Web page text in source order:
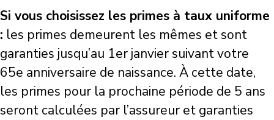
Si vous choisissez les primes à taux uniforme
: les primes demeurent les mêmes et sont
garanties jusqu’au 1er janvier suivant votre
65e anniversaire de naissance. À cette date,
les primes pour la prochaine période de 5 ans
seront calculées par l’assureur et garanties